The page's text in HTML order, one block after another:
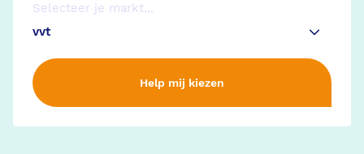
Selecteer je markt...
Help mij kiezen